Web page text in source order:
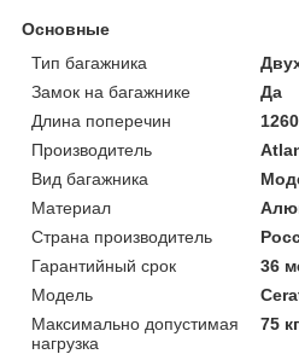
Основные
Тип багажника
Замок на багажнике
Да
Длина поперечин
Производитель
Вид багажника
Материал
Страна производитель
Гарантийный срок
36
Модель
Максимально допустимая
нагрузка
75 кг